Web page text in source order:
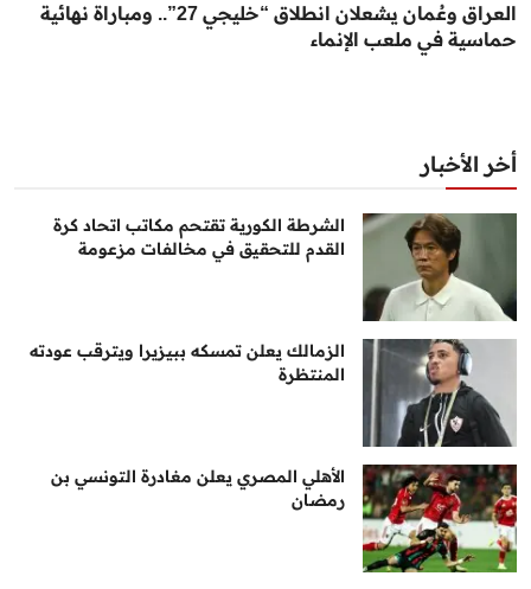
العراق وعُمان يشعلان انطلاق “خليجي 27”.. ومباراة نهائية
حماسية في ملعب الإنماء
أخر الأخبار
الشرطة الكورية تقتحم مكاتب اتحاد كرة
القدم للتحقيق في مخالفات مزعومة
الزمالك يعلن تمسكه ببيزيرا ويترقب عودته
المنتظرة
الأهلي المصري يعلن مغادرة التونسي بن
رمضان